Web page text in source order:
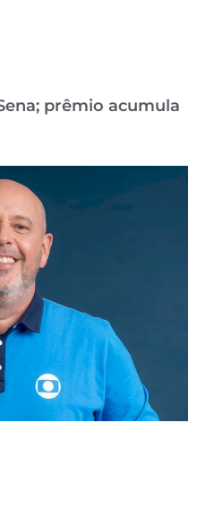
prêmio acumula